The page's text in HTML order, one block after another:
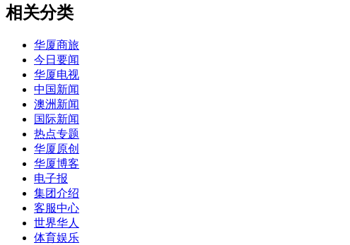
相关分类
华厦商旅
今日要闻
华厦电视
中国新闻
澳洲新闻
国际新闻
热点专题
华厦原创
华厦博客
电子报
集团介绍
客服中心
世界华人
体育娱乐